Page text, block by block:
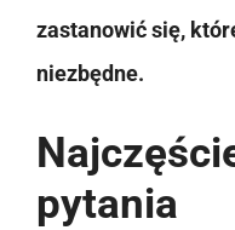
zastanowić się,
niezbędne.
pytania